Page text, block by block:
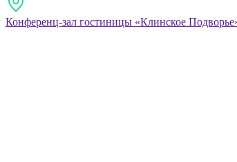
Конференц-зал гостиницы «Клинское